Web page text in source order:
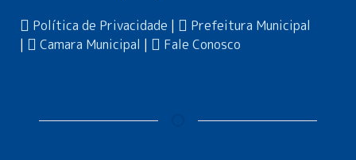
Política de Privacidade |
Prefeitura Municipal
|
Camara Municipal | Fale Conosco